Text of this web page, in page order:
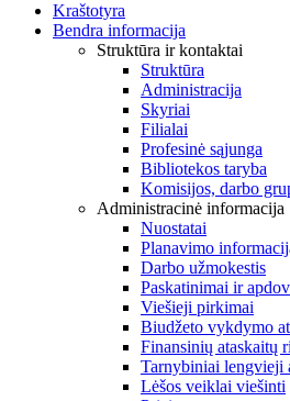
Kraštotyra
Bendra informacija
Struktūra ir kontaktai
Struktūra
Administracija
Skyriai
Filialai
Profesinė sąjunga
Bibliotekos taryba
Komisijos, darbo
Administracinė informacija
Nuostatai
Planavimo
Darbo užmokestis
Paskatinimai ir
Viešieji pirkimai
Biudžeto vykdymo
Finansinių ataskaitų
Tarnybiniai lengvieji
Lėšos veiklai viešinti